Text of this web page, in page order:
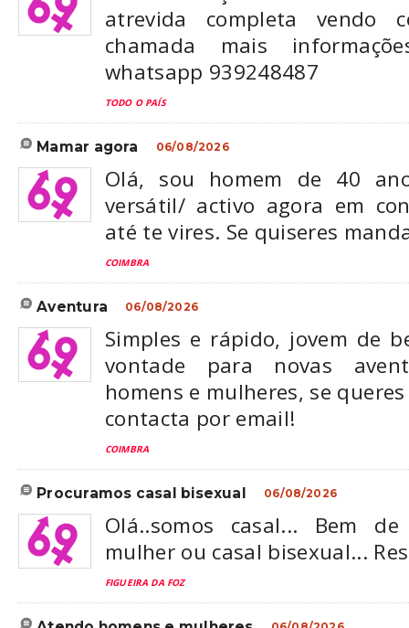
atrevida completa vendo
chamada mais
whatsapp 939248487
TODO O PAÍS
mamar agora 06/08/2026
Olá, sou homem de 40
versátil/ activo agora em
até te vires. Se quiseres
COIMBRA
aventura 06/08/2026
Simples e rápido, jovem de
vontade para novas
homens e mulheres, se
contacta por email!
COIMBRA
procuramos casal bisexual 06/08/2026
Olá..somos casal... Bem
mulher ou casal bisexual...
FIGUEIRA DA FOZ